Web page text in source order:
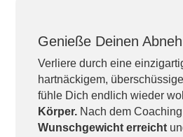
Genieße Deinen
Verliere durch eine
hartnäckigem,
fühle Dich endlich wieder
Körper. Nach dem
Wunschgewicht erreicht